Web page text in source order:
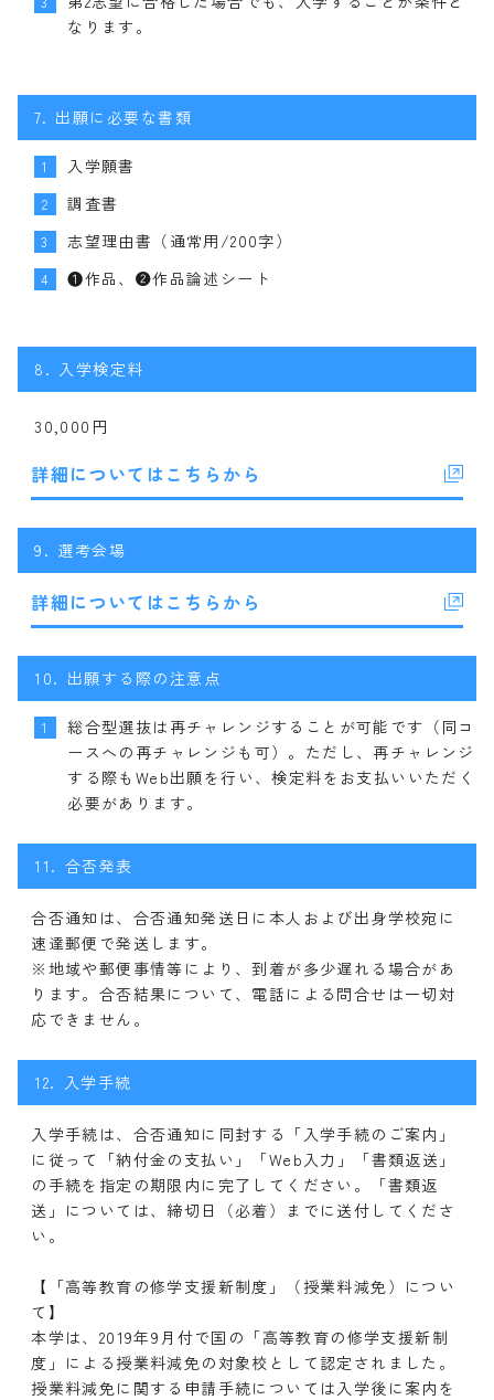
なります。
7. 出願に必要な書類
1 入学願書
2 調査書
3 志望理由書（通常用/200字）
4 ❶作品、❷作品論述シート
8. 入学検定料
30,000円
詳細についてはこちらから
9. 選考会場
詳細についてはこちらから
10. 出願する際の注意点
1
総合型選抜は再チャレンジすることが可能です（同コ
ースへの再チャレンジも可）。ただし、再チャレンジ
する際もWeb出願を行い、検定料をお支払いいただく
必要があります。
11. 合否発表
合否通知は、合否通知発送日に本人および出身学校宛に
速達郵便で発送します。
※地域や郵便事情等により、到着が多少遅れる場合があ
ります。合否結果について、電話による問合せは一切対
応できません。
12. 入学手続
入学手続は、合否通知に同封する「入学手続のご案内」
に従って「納付金の支払い」「Web入力」「書類返送」
の手続を指定の期限内に完了してください。「書類返
送」については、締切日（必着）までに送付してくださ
い。
【「高等教育の修学支援新制度」（授業料減免）につい
て】
本学は、2019年9月付で国の「高等教育の修学支援新制
度」による授業料減免の対象校として認定されました。
授業料減免に関する申請手続については入学後に案内を